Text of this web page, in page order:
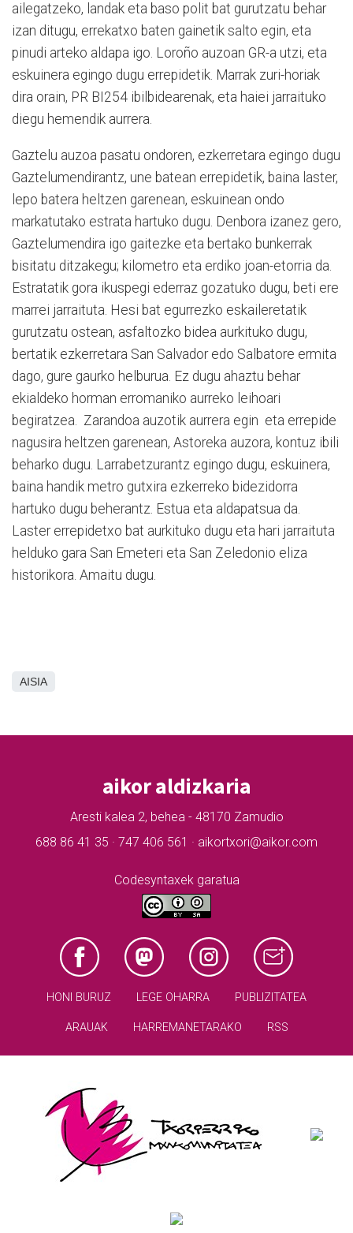
ailegatzeko, landak eta baso polit bat gurutzatu behar
izan ditugu, errekatxo baten gainetik salto egin, eta
pinudi arteko aldapa igo. Loroño auzoan GR-a utzi, eta
eskuinera egingo dugu errepidetik. Marrak zuri-horiak
dira orain, PR BI254 ibilbidearenak, eta haiei jarraituko
diegu hemendik aurrera.
Gaztelu auzoa pasatu ondoren, ezkerretara egingo dugu
Gaztelumendirantz, une batean errepidetik, baina laster,
lepo batera heltzen garenean, eskuinean ondo
markatutako estrata hartuko dugu. Denbora izanez gero,
Gaztelumendira igo gaitezke eta bertako bunkerrak
bisitatu ditzakegu; kilometro eta erdiko joan-etorria da.
Estratatik gora ikuspegi ederraz gozatuko dugu, beti ere
marrei jarraituta. Hesi bat egurrezko eskaileretatik
gurutzatu ostean, asfaltozko bidea aurkituko dugu,
bertatik ezkerretara San Salvador edo Salbatore ermita
dago, gure gaurko helburua. Ez dugu ahaztu behar
ekialdeko horman erromaniko aurreko leihoari
begiratzea. Zarandoa auzotik aurrera egin eta errepide
nagusira heltzen garenean, Astoreka auzora, kontuz ibili
beharko dugu. Larrabetzurantz egingo dugu, eskuinera,
baina handik metro gutxira ezkerreko bidezidorra
hartuko dugu beherantz. Estua eta aldapatsua da.
Laster errepidetxo bat aurkituko dugu eta hari jarraituta
helduko gara San Emeteri eta San Zeledonio eliza
historikora. Amaitu dugu.
AISIA
aikor aldizkaria
Aresti kalea 2, behea - 48170 Zamudio
688 86 41 35 · 747 406 561 · aikortxori@aikor.com
Codesyntaxek garatua
HONI BURUZ LEGE OHARRA PUBLIZITATEA
ARAUAK HARREMANETARAKO RSS